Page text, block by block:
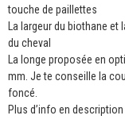
touche de paillettes
La largeur du biothane
du cheval
La longe proposée en
mm. Je te conseille la
foncé.
Plus d’info en description